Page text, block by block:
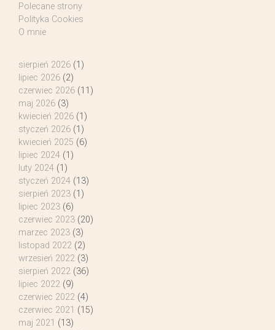
Polecane strony
Polityka Cookies
O mnie
sierpień 2026 (1)
lipiec 2026 (2)
czerwiec 2026 (11)
maj 2026 (3)
kwiecień 2026 (1)
styczeń 2026 (1)
kwiecień 2025 (6)
lipiec 2024 (1)
luty 2024 (1)
styczeń 2024 (13)
sierpień 2023 (1)
lipiec 2023 (6)
czerwiec 2023 (20)
marzec 2023 (3)
listopad 2022 (2)
wrzesień 2022 (3)
sierpień 2022 (36)
lipiec 2022 (9)
czerwiec 2022 (4)
czerwiec 2021 (15)
maj 2021 (13)